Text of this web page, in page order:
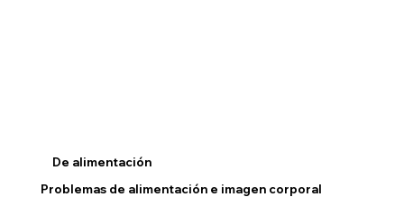
De alimentación
Problemas de alimentación e imagen corporal